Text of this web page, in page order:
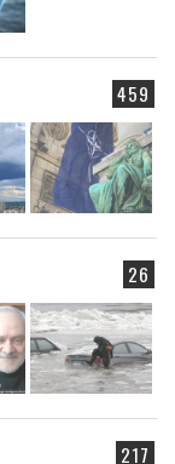
459
26
217